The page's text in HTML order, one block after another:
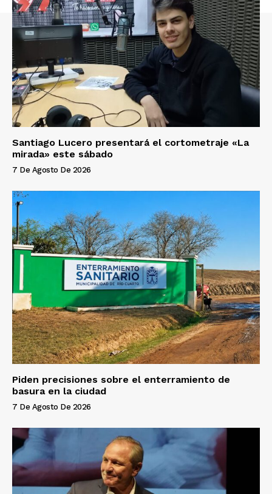
Santiago Lucero presentará el cortometraje «La
mirada» este sábado
7 De Agosto De 2026
Piden precisiones sobre el enterramiento de
basura en la ciudad
7 De Agosto De 2026